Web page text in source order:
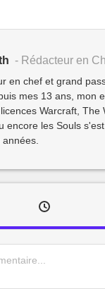
- Rédacteur en
en chef et grand
mes 13 ans, mon
Warcraft, The
encore les Souls